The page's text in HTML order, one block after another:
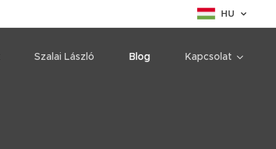
HU
Szalai László Blog Kapcsolat